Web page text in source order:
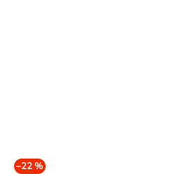
–22 %